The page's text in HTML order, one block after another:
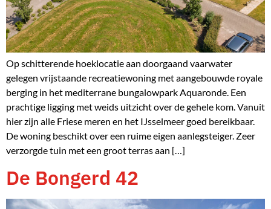
Op schitterende hoeklocatie aan doorgaand vaarwater
gelegen vrijstaande recreatiewoning met aangebouwde royale
berging in het mediterrane bungalowpark Aquaronde. Een
prachtige ligging met weids uitzicht over de gehele kom. Vanuit
hier zijn alle Friese meren en het IJsselmeer goed bereikbaar.
De woning beschikt over een ruime eigen aanlegsteiger. Zeer
verzorgde tuin met een groot terras aan […]
De Bongerd 42